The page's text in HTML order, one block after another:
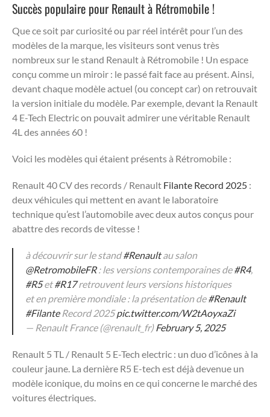
Succès populaire pour Renault à Rétromobile !
Que ce soit par curiosité ou par réel intérêt pour l’un des
modèles de la marque, les visiteurs sont venus très
nombreux sur le stand Renault à Rétromobile ! Un espace
conçu comme un miroir : le passé fait face au présent. Ainsi,
devant chaque modèle actuel (ou concept car) on retrouvait
la version initiale du modèle. Par exemple, devant la Renault
4 E-Tech Electric on pouvait admirer une véritable Renault
4L des années 60 !
Voici les modèles qui étaient présents à Rétromobile :
Renault 40 CV des records / Renault Filante Record 2025 :
deux véhicules qui mettent en avant le laboratoire
technique qu’est l’automobile avec deux autos conçus pour
abattre des records de vitesse !
à découvrir sur le stand#Renaultau salon
@RetromobileFR: les versions contemporaines de#R4,
#R5et#R17retrouvent leurs versions historiques
et en première mondiale : la présentation de#Renault
#FilanteRecord 2025pic.twitter.com/W2tAoyxaZi
— Renault France (@renault_fr)February 5, 2025
Renault 5 TL / Renault 5 E-Tech electric : un duo d’icônes à la
couleur jaune. La dernière R5 E-tech est déjà devenue un
modèle iconique, du moins en ce qui concerne le marché des
voitures électriques.